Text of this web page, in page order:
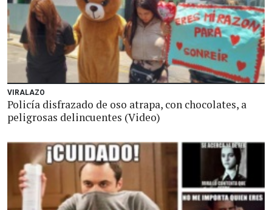
VIRALAZO
Policía disfrazado de oso atrapa, con chocolates, a
peligrosas delincuentes (Video)